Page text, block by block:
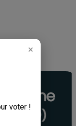
×
voter !
dizaine
100)